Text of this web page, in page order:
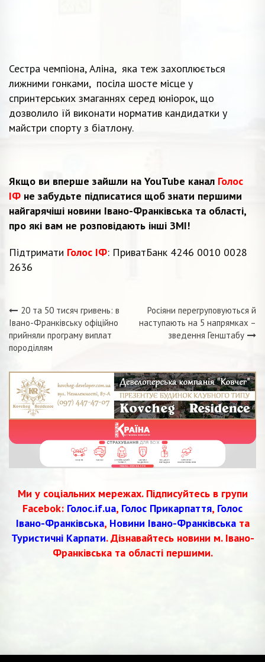
Сестра чемпіона, Аліна, яка теж захоплюється
лижними гонками, посіла шосте місце у
спринтерських змаганнях серед юніорок, що
дозволило їй виконати норматив кандидатки у
майстри спорту з біатлону.
Якщо ви вперше зайшли на YouTube канал Голос
ІФ не забудьте підписатися щоб знати першими
найгарячіші новини Івано-Франківська та області,
про які вам не розповідають інші ЗМІ!
Підтримати Голос ІФ: ПриватБанк 4246 0010 0028
2636
Навігація
записів
20 та 50 тисяч гривень: в
Івано-Франківську офіційно
прийняли програму виплат
породіллям
Росіяни перегруповуються й
наступають на 5 напрямках –
зведення Генштабу
Ми у соціальних мережах. Підписуйтесь в групи
Facebok: Голос.if.ua, Голос Прикарпаття, Голос
Івано-Франківська, Новини Івано-Франківськата
Туристичні Карпати. Дізнавайтесь новини м. Івано-
Франківська та області першими.